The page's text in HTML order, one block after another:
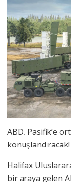
ABD, Pasifik’e
konuşlandıracak!
Halifax
bir araya gelen